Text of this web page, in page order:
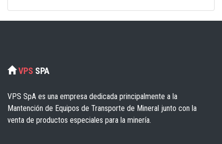
VPS SPA
VPS SpA es una empresa dedicada principalmente a la
Mantención de Equipos de Transporte de Mineral junto con la
venta de productos especiales para la minería.